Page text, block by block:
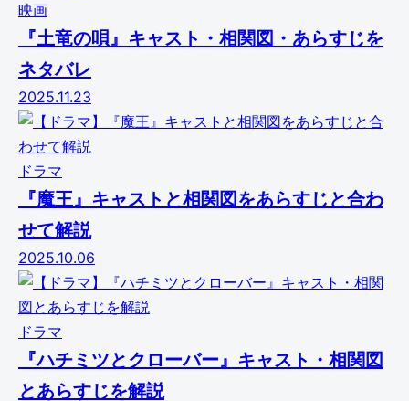
映画
『土竜の唄』キャスト・相関図・あらすじを
ネタバレ
2025.11.23
ドラマ
『魔王』キャストと相関図をあらすじと合わ
せて解説
2025.10.06
ドラマ
『ハチミツとクローバー』キャスト・相関図
とあらすじを解説